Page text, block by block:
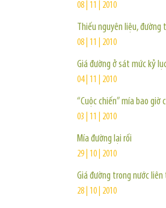
08 | 11 | 2010
Thiếu nguyên liệu, đường
08 | 11 | 2010
Giá đường ở sát mức kỷ
04 | 11 | 2010
“Cuộc chiến” mía bao giờ
03 | 11 | 2010
Mía đường lại rối
29 | 10 | 2010
Giá đường trong nước
28 | 10 | 2010